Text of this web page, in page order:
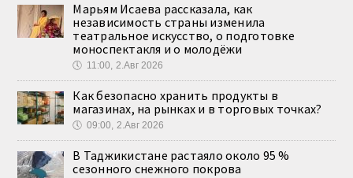
Марьям Исаева рассказала, как
независимость страны изменила
театральное искусство, о подготовке
моноспектакля и о молодёжи
🕔 11:00, 2.Авг 2026
Как безопасно хранить продукты в
магазинах, на рынках и в торговых точках?
🕔 09:00, 2.Авг 2026
В Таджикистане растаяло около 95 %
сезонного снежного покрова